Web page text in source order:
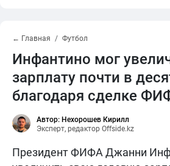
← Главная Футбол
Инфантино мог
зарплату почти в
благодаря сделке
Автор: Нехорошев Кирилл
Эксперт, редактор Offside.kz
Президент ФИФА Джанни